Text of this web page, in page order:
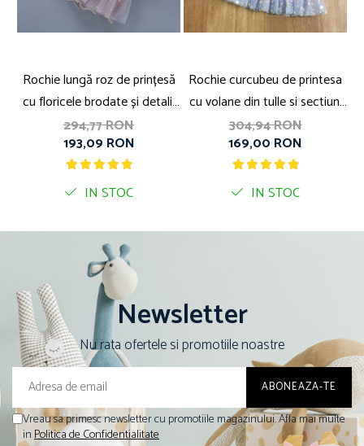
Rochie lungă roz de prințesă
cu floricele brodate și detalii
transparente
294,77 RON
193,09 RON
IN STOC
Rochie curcubeu de printesa
cu volane din tulle si sectiuni
transparente
304,94 RON
169,00 RON
IN STOC
Newsletter
Nu rata ofertele si promotiile noastre
Vreau sa primesc newsletter cu promotiile magazinului. Afla mai multe
inPolitica de Confidentialitate